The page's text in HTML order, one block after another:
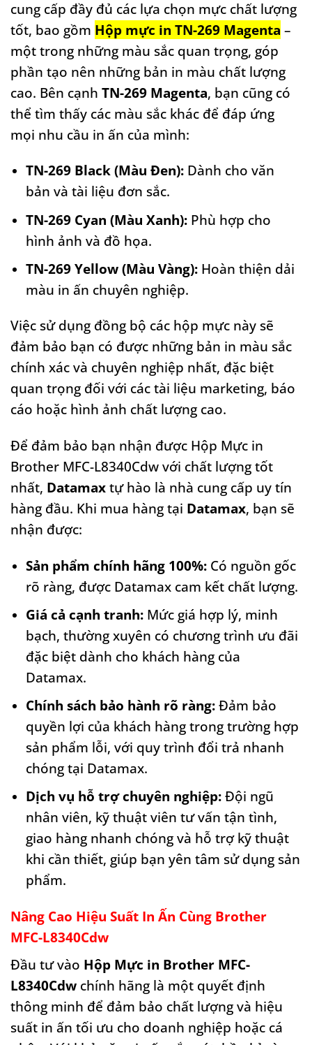
cung cấp đầy đủ các lựa chọn mực chất lượng
tốt, bao gồm Hộp mực in TN-269 Magenta –
một trong những màu sắc quan trọng, góp
phần tạo nên những bản in màu chất lượng
cao. Bên cạnh TN-269 Magenta, bạn cũng có
thể tìm thấy các màu sắc khác để đáp ứng
mọi nhu cầu in ấn của mình:
TN-269 Black (Màu Đen):Dành cho văn
bản và tài liệu đơn sắc.
TN-269 Cyan (Màu Xanh):Phù hợp cho
hình ảnh và đồ họa.
TN-269 Yellow (Màu Vàng):Hoàn thiện dải
màu in ấn chuyên nghiệp.
Việc sử dụng đồng bộ các hộp mực này sẽ
đảm bảo bạn có được những bản in màu sắc
chính xác và chuyên nghiệp nhất, đặc biệt
quan trọng đối với các tài liệu marketing, báo
cáo hoặc hình ảnh chất lượng cao.
Để đảm bảo bạn nhận được Hộp Mực in
Brother MFC-L8340Cdw với chất lượng tốt
nhất, Datamaxtự hào là nhà cung cấp uy tín
hàng đầu. Khi mua hàng tại Datamax, bạn sẽ
nhận được:
Sản phẩm chính hãng 100%:Có nguồn gốc
rõ ràng, được Datamax cam kết chất lượng.
Giá cả cạnh tranh:Mức giá hợp lý, minh
bạch, thường xuyên có chương trình ưu đãi
đặc biệt dành cho khách hàng của
Datamax.
Chính sách bảo hành rõ ràng:Đảm bảo
quyền lợi của khách hàng trong trường hợp
sản phẩm lỗi, với quy trình đổi trả nhanh
chóng tại Datamax.
Dịch vụ hỗ trợ chuyên nghiệp:Đội ngũ
nhân viên, kỹ thuật viên tư vấn tận tình,
giao hàng nhanh chóng và hỗ trợ kỹ thuật
khi cần thiết, giúp bạn yên tâm sử dụng sản
phẩm.
Nâng Cao Hiệu Suất In Ấn Cùng Brother
MFC-L8340Cdw
Đầu tư vào Hộp Mực in Brother MFC-
L8340Cdw chính hãng là một quyết định
thông minh để đảm bảo chất lượng và hiệu
suất in ấn tối ưu cho doanh nghiệp hoặc cá